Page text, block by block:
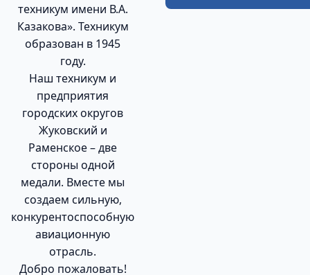
техникум имени В.А.
Казакова». Техникум
образован в 1945
году.
Наш техникум и
предприятия
городских округов
Жуковский и
Раменское – две
стороны одной
медали. Вместе мы
создаем сильную,
конкурентоспособную
авиационную
отрасль.
Добро пожаловать!